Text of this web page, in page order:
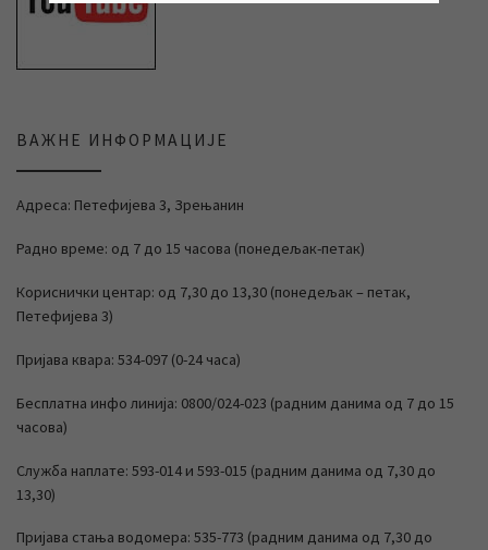
ВАЖНЕ ИНФОРМАЦИЈЕ
Адреса: Петефијева 3, Зрењанин
Радно време: од 7 до 15 часова (понедељак-петак)
Кориснички центар: од 7,30 до 13,30 (понедељак – петак,
Петефијева 3)
Пријава квара: 534-097 (0-24 часа)
Бесплатна инфо линија: 0800/024-023 (радним данима од 7 до 15
часова)
Служба наплате: 593-014 и 593-015 (радним данима од 7,30 до
13,30)
Пријава стања водомера: 535-773 (радним данима од 7,30 до